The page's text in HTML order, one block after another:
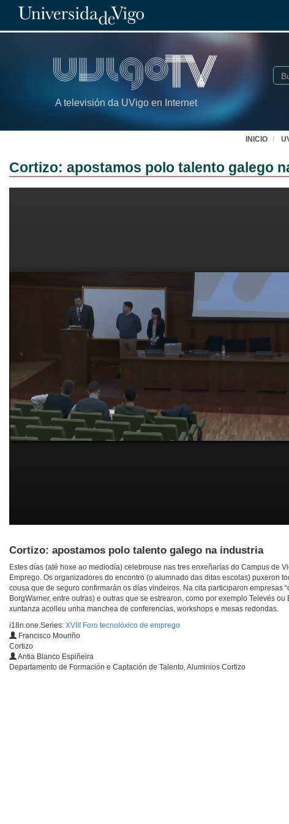
A televisión da UVigo en Internet
INICIO
Cortizo: apostamos polo talento galego
Cortizo: apostamos polo talento galego na industria
Estes días (até hoxe ao mediodía) celebrouse nas tres enxeñarías do Campus de
Emprego. Os organizadores do encontro (o alumnado das ditas escolas) puxeron
cousa que de seguro confirmarán os días vindeiros. Na cita participaron empresas
BorgWarner, entre outras) e outras que se estrearon, como por exemplo Televés
xuntanza acolleu unha manchea de conferencias, workshops e mesas redondas.
i18n.one.Series: XVIII Foro tecnolóxico de emprego
Francisco Mouriño
Cortizo
Antia Blanco Espiñeira
Departamento de Formación e Captación de Talento, Aluminios Cortizo